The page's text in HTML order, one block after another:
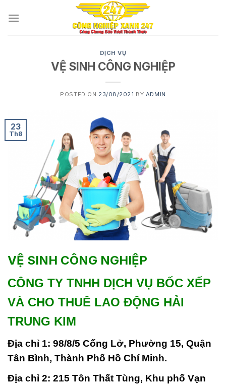
DỊCH VỤ
VỆ SINH CÔNG NGHIỆP
POSTED ON 23/08/2021 BY ADMIN
23
Th8
VỆ SINH CÔNG NGHIỆP
CÔNG TY TNHH DỊCH VỤ BỐC XẾP
VÀ CHO THUÊ LAO ĐỘNG HẢI
TRUNG KIM
Địa chỉ 1: 98/8/5 Cống Lở, Phường 15, Quận
Tân Bình, Thành Phố Hồ Chí Minh.
Địa chỉ 2: 215 Tôn Thất Tùng, Khu phố Vạn